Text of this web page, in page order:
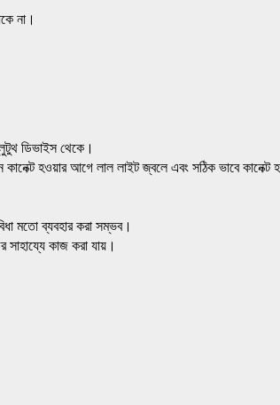
না।
ডিভাইস থেকে।
হওয়ার আগে লাল লাইট জ্বলে এবং সঠিক ভাবে কানেক্ট
মতো ব্যবহার করা সম্ভব।
কাজ করা যায়।